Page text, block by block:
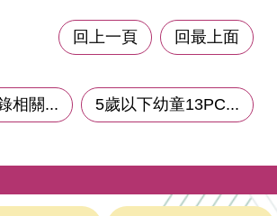
回上一頁 回最上面
相關... 5歲以下幼童13PC...